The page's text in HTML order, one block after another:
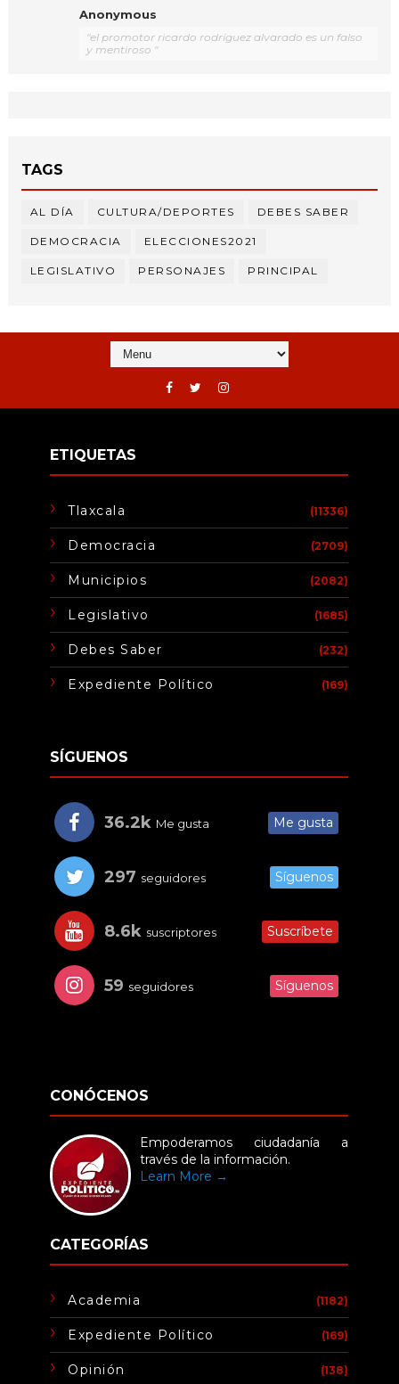
Anonymous
"el promotor ricardo rodríguez alvarado es un falso
y mentiroso "
TAGS
AL DÍA CULTURA/DEPORTES DEBES SABER
DEMOCRACIA ELECCIONES2021
LEGISLATIVO PERSONAJES PRINCIPAL
ETIQUETAS
Tlaxcala (11336)
Democracia (2709)
Municipios (2082)
Legislativo (1685)
Debes Saber (232)
Expediente Político (169)
SÍGUENOS
36.2k Me gusta Me gusta
297 seguidores Síguenos
8.6k suscriptores Suscríbete
59 seguidores Síguenos
CONÓCENOS
Empoderamos ciudadanía a
través de la información.
Learn More →
CATEGORÍAS
Academia (1182)
Expediente Político (169)
Opinión (138)